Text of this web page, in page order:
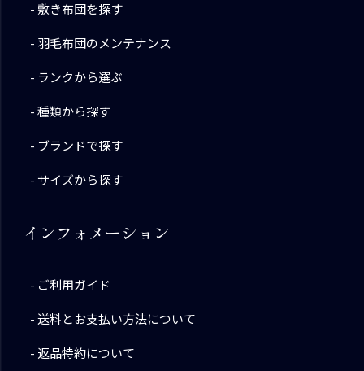
敷き布団を探す
羽毛布団のメンテナンス
ランクから選ぶ
種類から探す
ブランドで探す
サイズから探す
インフォメーション
ご利用ガイド
送料とお支払い方法について
返品特約について